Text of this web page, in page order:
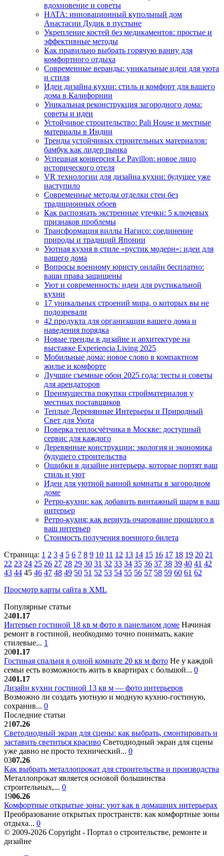
вдохновение и советы
HATA: инновационный купольный дом
Анастасии Дудик в пустыне
Укрепление костей без медикаментов: простые и
эффективные методы
Как правильно выбрать горячую ванну для
комфортного отдыха
Современные веранды: уникальные идеи для уюта
и стиля
Идеи дизайна кухни: стиль и комфорт для вашего
дома в Калифорнии
Уникальная реконструкция загородного дома:
советы и идеи
Устойчивое строительство: Pali House и местные
материалы в Индии
Тренды устойчивых строительных материалов:
бамбук как лидер рынка
Успешная конверсия Le Pavillon: новое лицо
исторического отеля
VR технологии для дизайна кухни: будущее уже
наступило
Современные методы отделки стен без
традиционных обоев
Как распознать экстренные утечки: 5 ключевых
признаков проблемы
Трансформация виллы Нагисо: соединение
природы и традиций Японии
Уютная кухня в стиле «рустик модерн»: идеи для
вашего дома
Вопросы военному юристу онлайн бесплатно:
ваши права защищены
Уют и современность: идеи для рустикальной
кухни
17 уникальных строений мира, о которых вы не
подозревали
42 продукта для организации вашего дома и
наведения порядка
Новые тренды в дизайне и архитектуре на
выставке Experiencia Living 2025
Мобильные дома: новое слово в компактном
жилье и комфорте
Лучшие съемные обои 2025 года: тесты и советы
для арендаторов
Преимущества покупки стройматериалов у
местных поставщиков
Теплые Деревянные Интерьеры и Природный
Свет для Уюта
Поверка теплосчётчика в Москве: доступный
сервис для каждого
Деревянные конструкции: экология и экономика
будущего строительства
Ошибки в дизайне интерьера, которые портят ваш
стиль и уют
Идеи для уютной ванной комнаты в загородном
доме
Ретро-кухни: как добавить винтажный шарм в ваш
интерьер
Ретро-кухня: как вернуть очарование прошлого в
ваш интерьер
Стоимость получения военного билета
Страница: 1 2 3 4 5 6 7 8 9 10 11 12 13 14 15 16 17 18 19 20 21
22 23 24 25 26 27 28 29 30 31 32 33 34 35 36 37 38 39 40 41 42
43 44 45 46 47 48 49 50 51 52 53 54 55 56 57 58 59 60 61 62
Просмотр карты сайта в XML
Популярные статьи
2401.17
Интерьер гостиной 18 кв м фото в панельном доме Начиная
ремонт в гостиной, необходимо точно понимать, какие
стилевые... 1
2001.17
Гостиная спальня в одной комнате 20 кв м фото Не у каждой
семьи есть возможность жить в квартирах с большой... 0
2401.17
Дизайн кухни гостиной 13 кв м — фото интерьеров
Возможно ли создать уютную и модную кухню-гостиную,
сохранив... 0
Последние статьи
2107.26
Светодиодный экран для сцены: как выбрать, смонтировать и
заставить светиться красиво Светодиодный экран для сцены
уже давно не просто технический... 0
0307.26
Как выбрать металлопрокат для строительства и производства
Металлопрокат является основой большинства
строительных,... 0
1906.26
Комфортные открытые зоны: уют как в домашних интерьерах
Преобразование открытых пространств: как комфортные зоны
отдыха... 0
© 2009-2026 Copyright - Портал о строительстве, ремонте и
дизайне